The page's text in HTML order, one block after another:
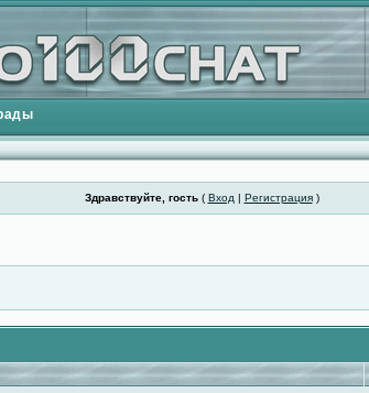
Здравствуйте, гость( Вход | Регистрация)